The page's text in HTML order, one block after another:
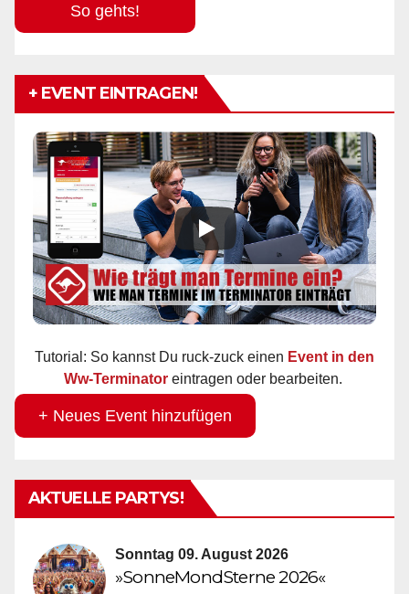
So gehts!
+ EVENT EINTRAGEN!
Tutorial: So kannst Du ruck-zuck einen Event in den
Ww-Terminator eintragen oder bearbeiten.
+ Neues Event hinzufügen
AKTUELLE PARTYS!
Sonntag 09. August 2026
»SonneMondSterne 2026«